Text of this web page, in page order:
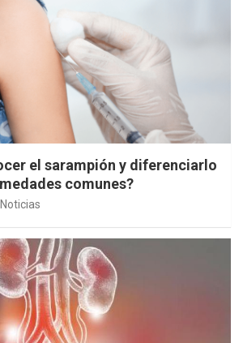
el sarampión y diferenciarlo
comunes?